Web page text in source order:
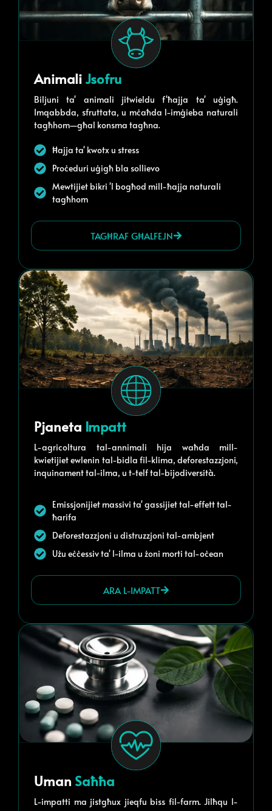
AnimaliJsofru
Biljuni ta' animali jitwieldu f'ħajja ta' uġigħ.
Imqabbda, sfruttata, u mċaħda l-imġieba naturali
tagħhom—għal konsma tagħna.
Ħajja ta' kwotx u stress
Proċeduri uġigħ bla sollievo
Mewtijiet bikri 'l bogħod mill-ħajja naturali
tagħhom
TAGĦRAF GĦALFEJN
Pjaneta Impatt
L-agricoltura tal-annimali hija waħda mill-
kwietijiet ewlenin tal-bidla fil-klima, deforestazzjoni,
inquinament tal-ilma, u t-telf tal-bijodiversità.
Emissjonijiet massivi ta' gassijiet tal-effett tal-
ħarifa
Deforestazzjoni u distruzzjoni tal-ambjent
Użu eċċessiv ta' l-ilma u żoni morti tal-oċean
ARA L-IMPATT
Uman Saħħa
L-impatti ma jistgħux jieqfu biss fil-farm. Jilħqu l-